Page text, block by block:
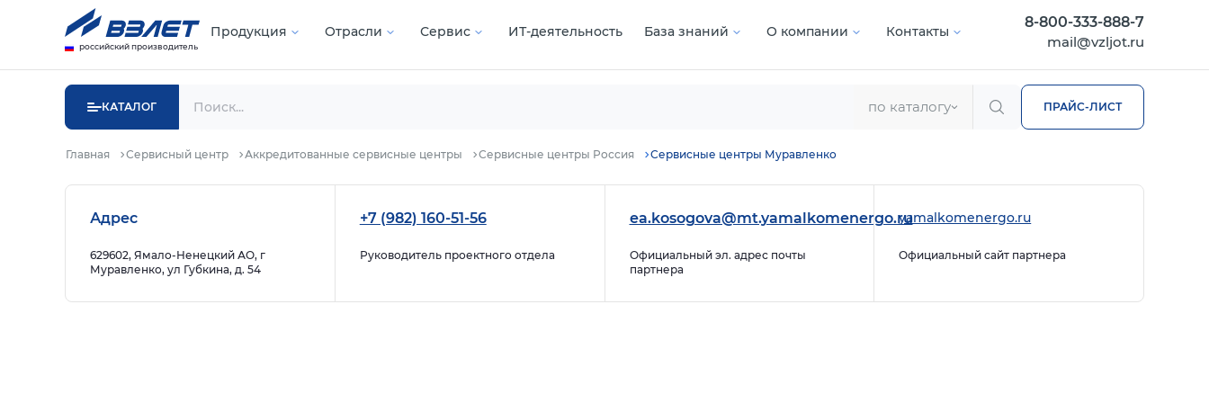
российский производитель
Продукция Отрасли Сервис ИТ-деятельность База знаний О компании Контакты
8-800-333-888-7
mail@vzljot.ru
КАТАЛОГ по каталогу ПРАЙС-ЛИСТ
Главная Сервисный центр Аккредитованные сервисные центры Сервисные центры Россия Сервисные центры Муравленко
Адрес
629602, Ямало-Ненецкий АО, г
Муравленко, ул Губкина, д. 54
+7 (982) 160-51-56
Руководитель проектного отдела
ea.kosogova@mt.yamalkomenergo.ru
Официальный эл. адрес почты
партнера
yamalkomenergo.ru
Официальный сайт партнера